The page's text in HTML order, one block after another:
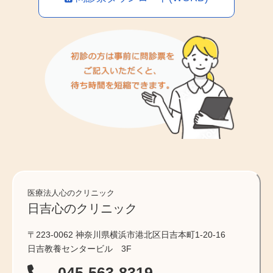
医療法人心のクリニック
日吉心のクリニック
〒223-0062 神奈川県横浜市港北区日吉本町1-20-16
日吉教養センタービル 3F